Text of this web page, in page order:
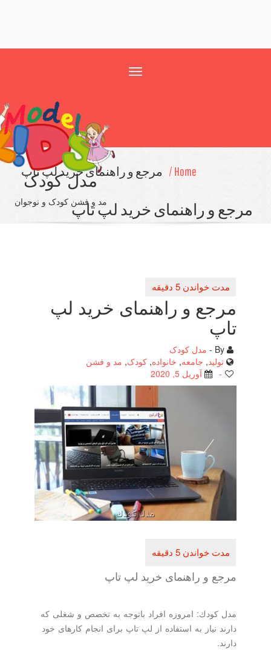
مدل کودک
مد و فشن کودک و نوجوان
مرجع و راهنمای خرید لپ تاپ
و راهنمای خرید لپ تاپ
مرجع و راهنمای خرید لپ
مدل کودک
جامعه,خانواده, کودک,مد و فشن
آوریل 5, 2020
مرجع و راهنمای خرید لپ تاپ
مدل كودك: امروزه افراد باتوجه به تخصص و شغلی كه
دارند نیاز به استفاده از لپ تاپ برای انجام كارهای خود